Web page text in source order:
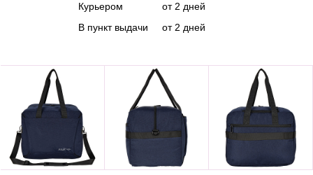
Курьером
В пункт выдачи
от 2 дней
от 2 дней